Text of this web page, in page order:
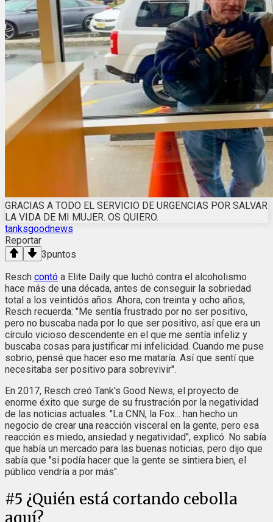
GRACIAS A TODO EL SERVICIO DE URGENCIAS POR SALVAR
LA VIDA DE MI MUJER. OS QUIERO.
tanksgoodnews
Reportar
3puntos
Resch contó a Elite Daily que luchó contra el alcoholismo
hace más de una década, antes de conseguir la sobriedad
total a los veintidós años. Ahora, con treinta y ocho años,
Resch recuerda: "Me sentía frustrado por no ser positivo,
pero no buscaba nada por lo que ser positivo, así que era un
círculo vicioso descendente en el que me sentía infeliz y
buscaba cosas para justificar mi infelicidad. Cuando me puse
sobrio, pensé que hacer eso me mataría. Así que sentí que
necesitaba ser positivo para sobrevivir".
En 2017, Resch creó Tank's Good News, el proyecto de
enorme éxito que surge de su frustración por la negatividad
de las noticias actuales. "La CNN, la Fox... han hecho un
negocio de crear una reacción visceral en la gente, pero esa
reacción es miedo, ansiedad y negatividad", explicó. No sabía
que había un mercado para las buenas noticias, pero dijo que
sabía que "si podía hacer que la gente se sintiera bien, el
público vendría a por más".
#5 ¿Quién está cortando cebolla
aquí?